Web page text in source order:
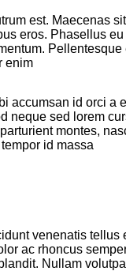
est. Maecenas
eros. Phasellus
enim
accumsan id orci a
neque sed lorem
montes,
id massa
venenatis
ac rhoncus
Nullam